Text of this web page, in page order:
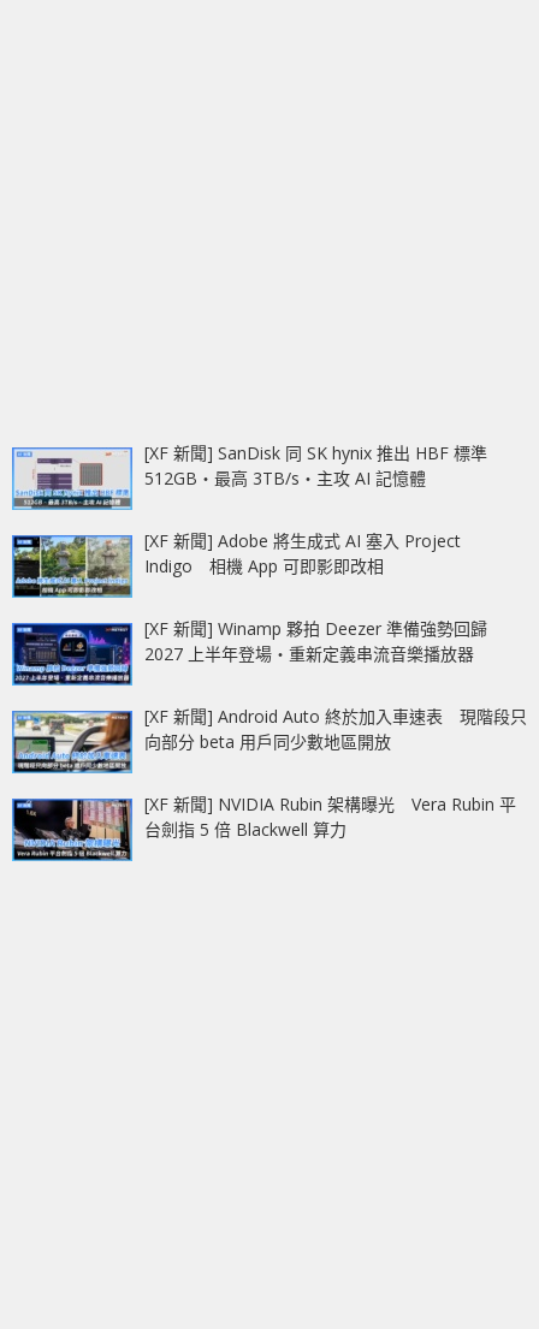
[XF 新聞] SanDisk 同 SK hynix 推出 HBF 標準
512GB‧最高 3TB/s‧主攻 AI 記憶體
[XF 新聞] Adobe 將生成式 AI 塞入 Project
Indigo 相機 App 可即影即改相
[XF 新聞] Winamp 夥拍 Deezer 準備強勢回歸
2027 上半年登場‧重新定義串流音樂播放器
[XF 新聞] Android Auto 終於加入車速表 現階段只
向部分 beta 用戶同少數地區開放
[XF 新聞] NVIDIA Rubin 架構曝光 Vera Rubin 平
台劍指 5 倍 Blackwell 算力